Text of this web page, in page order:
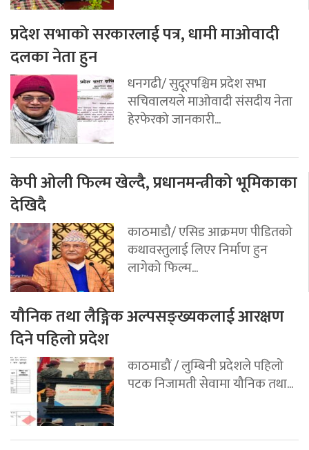
प्रदेश सभाको सरकारलाई पत्र, धामी माओवादी
दलका नेता हुन
धनगढी/ सुदूरपश्चिम प्रदेश सभा
सचिवालयले माओवादी संसदीय नेता
हेरफेरको जानकारी...
केपी ओली फिल्म खेल्दै, प्रधानमन्त्रीको भूमिकाका
देखिदै
काठमाडौ/ एसिड आक्रमण पीडितको
कथावस्तुलाई लिएर निर्माण हुन
लागेको फिल्म...
यौनिक तथा लैङ्गिक अल्पसङ्ख्यकलाई आरक्षण
दिने पहिलो प्रदेश
काठमाडौं / लुम्बिनी प्रदेशले पहिलो
पटक निजामती सेवामा यौनिक तथा...